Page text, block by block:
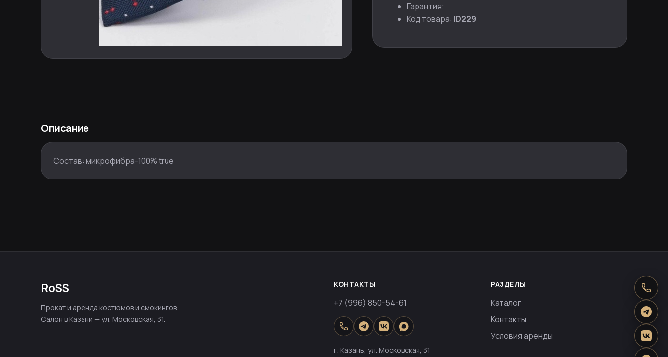
Гарантия:
Код товара: ID229
Описание
Состав: микрофибра-100% true
RoSS
Прокат и аренда костюмов и смокингов.
Салон в Казани — ул. Московская, 31.
КОНТАКТЫ
+7 (996) 850-54-61
г. Казань, ул. Московская, 31
РАЗДЕЛЫ
Каталог
Контакты
Условия аренды